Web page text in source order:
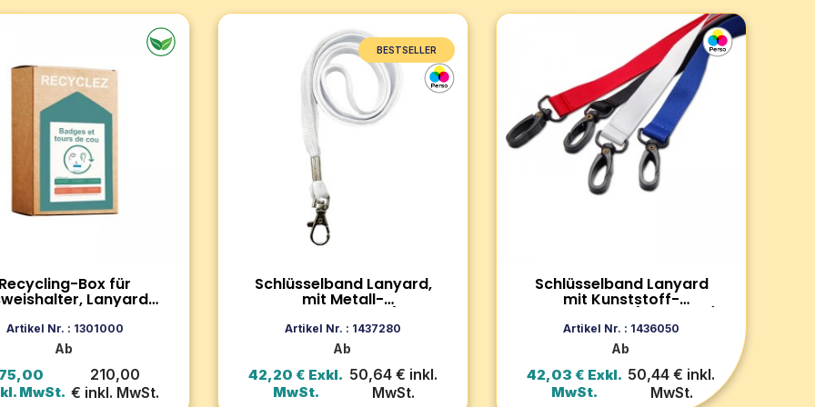
Box für
Lanyards und
-...
Sie Ihre Lanyards,
und Zubehör mit der
Box™. Eine einfache
Lösung, um
Recycling-Box für
Lanyards
Größe (pro Einheit)
Artikel Nr. : 1301000
Ab
MwSt.
210,00
€ inkl. MwSt.
Zum Produkt
BESTSELLER
BESTSELLER
Schlüsselband Lanyard, mit
Metall-Karabinerhaken (100
Individuell gestaltbares
Schlüsselband aus
Schlauchpolyester mit einer
Metallhakenbefestigung, ideal für
Werbeveranstaltungen.
Schlüsselband Lanyard,
mit Metall-
Stück)
Artikel Nr. : 1437280
Ab
42,20 € Exkl.
MwSt.
50,64 € inkl.
MwSt.
Zum Produkt
Schlüsselband Lanyard mit
Kunststoff-Simplexhaken
(100 Stück)
Schlüsselband aus geripptem
Polyester. Leichtes und
unauffälliges Design, das sich ideal
Schlüsselband Lanyard
mit Kunststoff-
Artikel Nr. : 1436050
Ab
42,03 € Exkl.
MwSt.
50,44 € inkl.
MwSt.
Zum Produkt